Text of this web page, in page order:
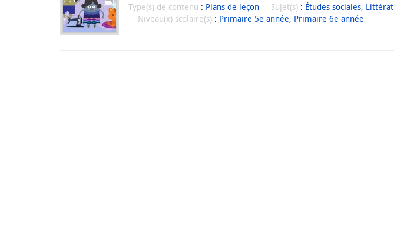
Type(s) de contenu : Plans de leçon Sujet(s) : Études sociales,
Niveau(x) scolaire(s) : Primaire 5e année, Primaire 6e année